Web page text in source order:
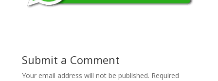
Submit a Comment
Your email address will not be published. Required